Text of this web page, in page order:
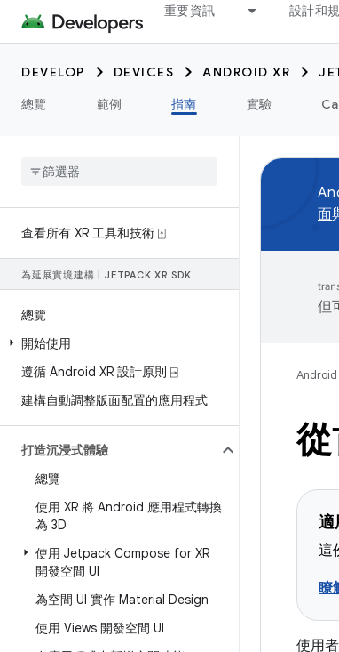
重要資訊 設計和
DEVELOP DEVICES ANDROID XR
總覽
範例 指南 實驗
查看所有 XR 工具和技術 ⍐
為延展實境建構 JETPACK XR SDK
總覽
開始使用
遵循 Android XR 設計原則 ⍈
建構自動調整版面配置的應用程式
打造沉浸式體驗
總覽
使用 XR 將 Android 應用程式轉換
為 3D
使用 Jetpack Compose for XR
開發空間 UI
為空間 UI 實作 Material Design
使用 Views 開發空間 UI
面
但
適
這
瞭
使用